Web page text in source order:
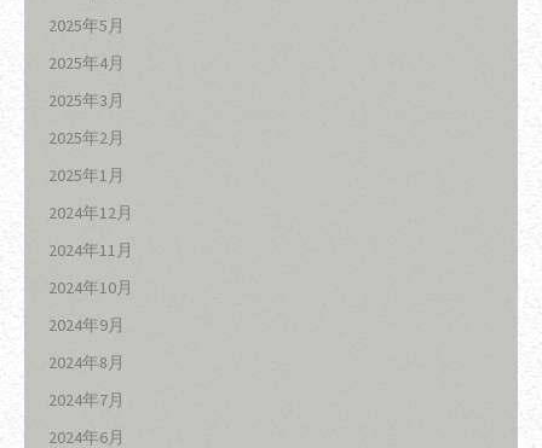
2025年5月
2025年4月
2025年3月
2025年2月
2025年1月
2024年12月
2024年11月
2024年10月
2024年9月
2024年8月
2024年7月
2024年6月